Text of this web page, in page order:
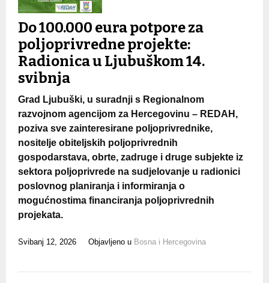
Do 100.000 eura potpore za
poljoprivredne projekte:
Radionica u Ljubuškom 14.
svibnja
Grad Ljubuški, u suradnji s Regionalnom
razvojnom agencijom za Hercegovinu – REDAH,
poziva sve zainteresirane poljoprivrednike,
nositelje obiteljskih poljoprivrednih
gospodarstava, obrte, zadruge i druge subjekte iz
sektora poljoprivrede na sudjelovanje u radionici
poslovnog planiranja i informiranja o
mogućnostima financiranja poljoprivrednih
projekata.
Svibanj 12, 2026 Objavljeno u Bosna i Hercegovina